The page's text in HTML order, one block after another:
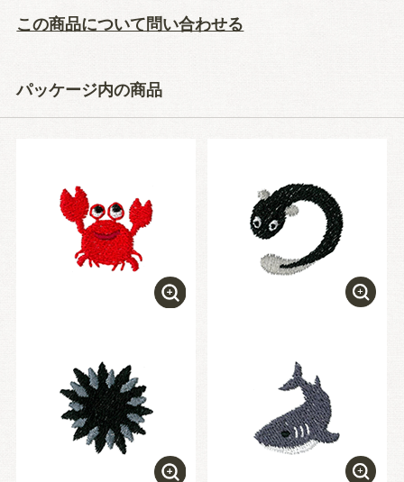
この商品について問い合わせる
パッケージ内の商品